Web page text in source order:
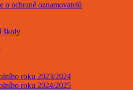
o ochraně oznamovatelů
školy
roku 2023/2024
roku 2024/2025